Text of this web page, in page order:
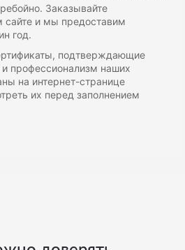
Заказывайте
и мы предоставим
год.
подтверждающие
профессионализм наших
на интернет-странице
их перед заполнением